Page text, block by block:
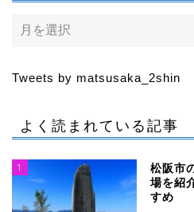
Tweets by matsusaka_2shin
よく読まれている記事
1
松阪市
場を紹
すめ